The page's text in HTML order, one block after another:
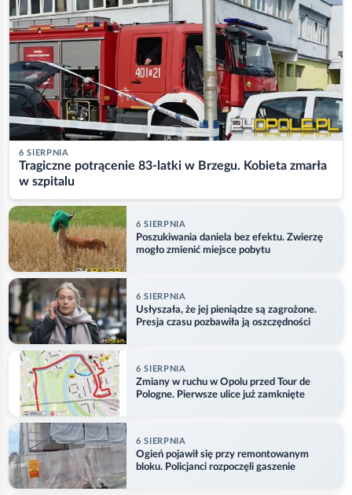
6 SIERPNIA
Tragiczne potrącenie 83-latki w Brzegu. Kobieta zmarła
w szpitalu
6 SIERPNIA
Poszukiwania daniela bez efektu. Zwierzę
mogło zmienić miejsce pobytu
6 SIERPNIA
Usłyszała, że jej pieniądze są zagrożone.
Presja czasu pozbawiła ją oszczędności
6 SIERPNIA
Zmiany w ruchu w Opolu przed Tour de
Pologne. Pierwsze ulice już zamknięte
6 SIERPNIA
Ogień pojawił się przy remontowanym
bloku. Policjanci rozpoczęli gaszenie